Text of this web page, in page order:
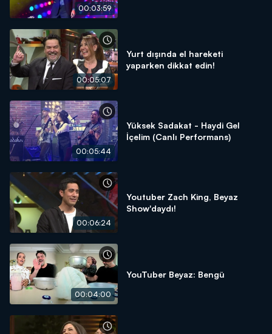
00:03:59
00:05:07
Yurt dışında el hareketi
yaparken dikkat edin!
00:05:44
Yüksek Sadakat - Haydi Gel
İçelim (Canlı Performans)
00:06:24
Youtuber Zach King, Beyaz
Show'daydı!
00:04:00
YouTuber Beyaz: Bengü